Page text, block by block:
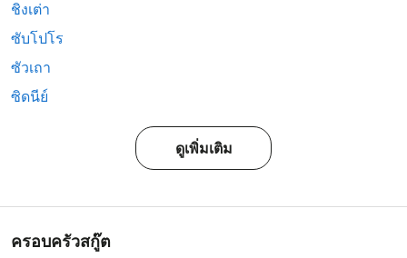
ชิงเต่า
ซับโปโร
ซัวเถา
ซิดนีย์
ดูเพิ่มเติม
ครอบครัวสกู๊ต